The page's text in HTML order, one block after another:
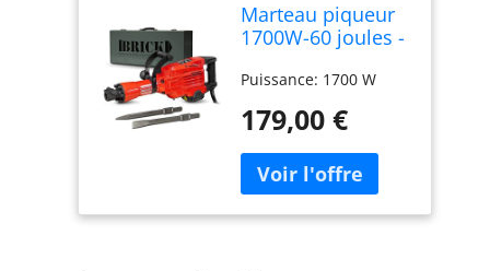
Marteau piqueur
1700W-60 joules -
coups/minute -
avec coffret métal
Puissance: 1700 W
179,00 €